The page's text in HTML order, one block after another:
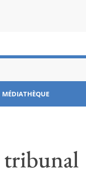
MÉDIATHÈQUE
tribunal